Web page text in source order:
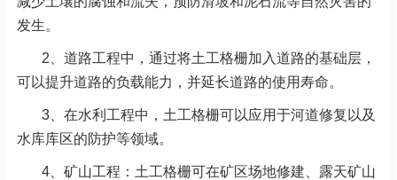
发生。
2、道路工程中，通过将土工格栅加入道路的基础层，
可以提升道路的负载能力，并延长道路的使用寿命。
3、在水利工程中，土工格栅可以应用于河道修复以及
水库库区的防护等领域。
4、矿山工程：土工格栅可在矿区场地修建、露天矿山